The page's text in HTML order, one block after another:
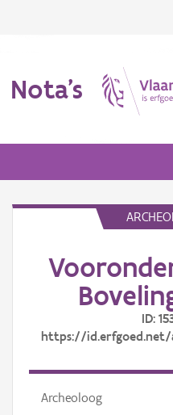
Nota's
Aanmelden
ID:
https://id.erfgoed.net/
Archeoloog